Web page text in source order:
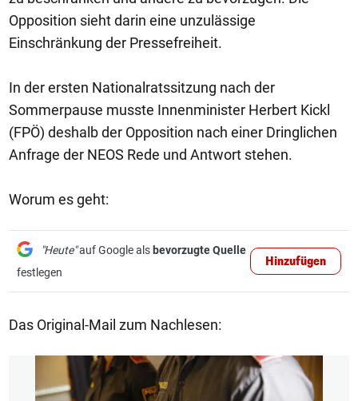
Opposition sieht darin eine unzulässige
Einschränkung der Pressefreiheit.
In der ersten Nationalratssitzung nach der
Sommerpause musste Innenminister Herbert Kickl
(FPÖ) deshalb der Opposition nach einer Dringlichen
Anfrage der NEOS Rede und Antwort stehen.
Worum es geht:
"Heute"auf Google als bevorzugte Quelle
festlegen
Hinzufügen
Das Original-Mail zum Nachlesen:
1/13